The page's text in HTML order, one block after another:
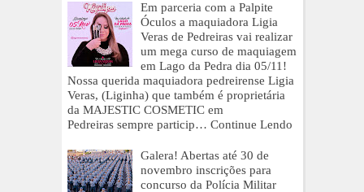
Em parceria com a Palpite
Óculos a maquiadora Ligia
Veras de Pedreiras vai realizar
um mega curso de maquiagem
em Lago da Pedra dia 05/11!
Nossa querida maquiadora pedreirense Ligia
Veras, (Liginha) que também é proprietária
da MAJESTIC COSMETIC em
Pedreiras sempre particip… Continue Lendo
Galera! Abertas até 30 de
novembro inscrições para
concurso da Polícia Militar